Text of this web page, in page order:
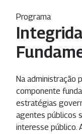
Programa
Na administração
componente
estratégias
agentes públicos
interesse público.